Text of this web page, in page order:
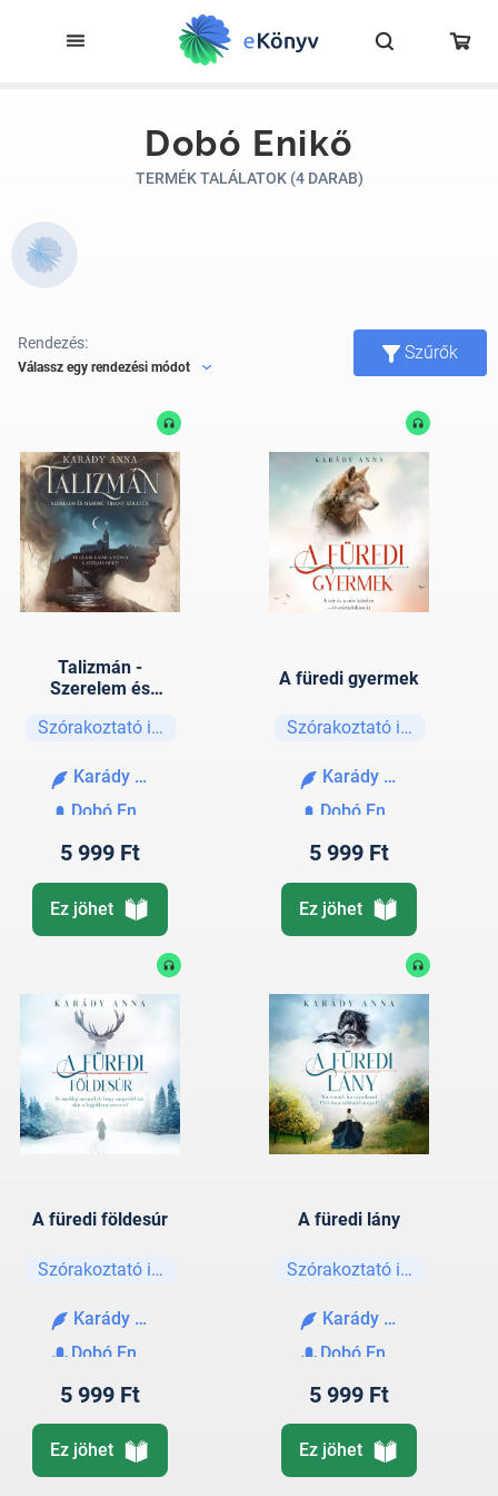
Dobó Enikő
TERMÉK TALÁLATOK (4 DARAB)
Rendezés:
Válassz egy rendezési módot
Szűrők
Talizmán -
Szerelem és
szigetén
Szórakoztató irodalom
Karády Anna
Dobó Enikő
5 999 Ft
Ez jöhet
A füredi gyermek
Szórakoztató irodalom
Karády Anna
Dobó Enikő
5 999 Ft
Ez jöhet
A füredi földesúr
Szórakoztató irodalom
Karády Anna
Dobó Enikő
5 999 Ft
Ez jöhet
A füredi lány
Szórakoztató irodalom
Karády Anna
Dobó Enikő
5 999 Ft
Ez jöhet